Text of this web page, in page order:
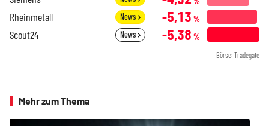
Rheinmetall News -5,13 %
Scout24 News -5,38 %
Börse: Tradegate
Mehr zum Thema